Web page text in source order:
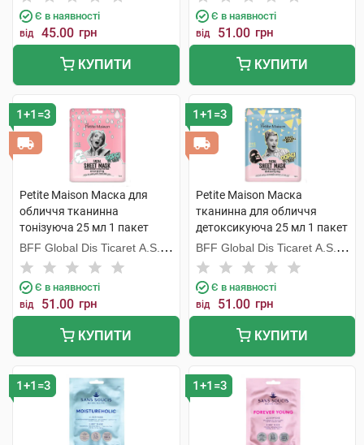
Є в наявності
від 45.00 грн
КУПИТИ
Є в наявності
від 51.00 грн
КУПИТИ
1+1=3
Petite Maison Маска для
обличчя тканинна
тонізуюча 25 мл 1 пакет
BFF Global Dis Ticaret A.S.
(Туреччина)
Є в наявності
від 51.00 грн
КУПИТИ
1+1=3
Petite Maison Маска
тканинна для обличчя
детоксикуюча 25 мл 1 пакет
BFF Global Dis Ticaret A.S.
(Туреччина)
Є в наявності
від 51.00 грн
КУПИТИ
1+1=3 1+1=3